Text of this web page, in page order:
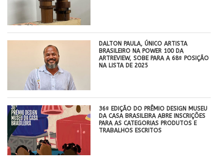
DALTON PAULA, ÚNICO ARTISTA
BRASILEIRO NA POWER 100 DA
ARTREVIEW, SOBE PARA A 68ª POSIÇÃO
NA LISTA DE 2025
36ª EDIÇÃO DO PRÊMIO DESIGN MUSEU
DA CASA BRASILEIRA ABRE INSCRIÇÕES
PARA AS CATEGORIAS PRODUTOS E
TRABALHOS ESCRITOS